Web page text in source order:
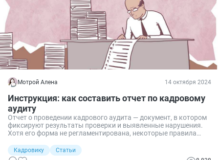
Мотрой Алена 14 октября 2024
Инструкция: как составить отчет по кадровому
аудиту
Отчет о проведении кадрового аудита — документ, в котором
фиксируют результаты проверки и выявленные нарушения.
Хотя его форма не регламентирована, некоторые правила
Кадровику
Статьи